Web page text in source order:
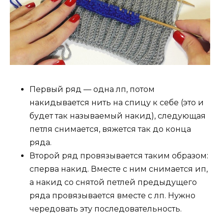
Первый ряд — одна лп, потом
накидывается нить на спицу к себе (это и
будет так называемый накид), следующая
петля снимается, вяжется так до конца
ряда.
Второй ряд провязывается таким образом:
сперва накид. Вместе с ним снимается ип,
а накид со снятой петлей предыдущего
ряда провязывается вместе с лп. Нужно
чередовать эту последовательность.